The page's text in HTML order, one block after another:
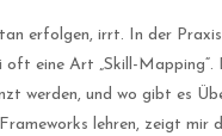
erfolgen, irrt. In der
eine Art „Skill-Mapping“.
werden, und wo gibt es
lehren, zeigt mir